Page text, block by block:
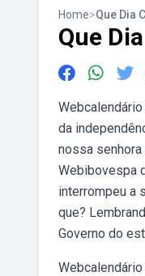
Home>Que Dia
Que
da
nossa
Webibovespa
interrompeu a
que?
Governo do